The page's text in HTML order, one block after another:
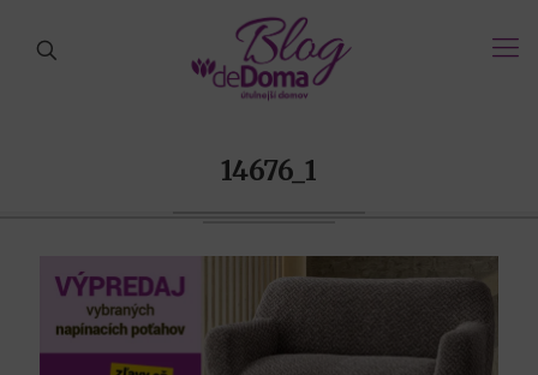
14676_1